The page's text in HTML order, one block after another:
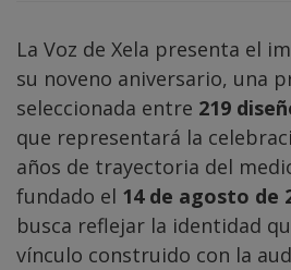
La Voz de Xela presenta el
su noveno aniversario, una
seleccionada entre 219
que representará la
años de trayectoria del
fundado el 14 de agosto de
busca reflejar la identidad
vínculo construido con la